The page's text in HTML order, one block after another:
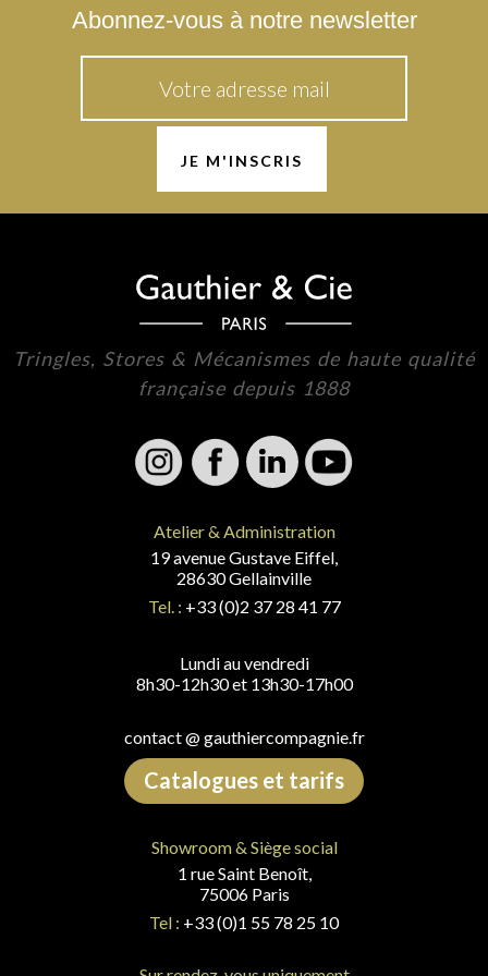
Abonnez-vous à notre newsletter
Tringles, Stores & Mécanismes de haute qualité
française depuis 1888
Atelier & Administration
19 avenue Gustave Eiffel,
28630 Gellainville
Tel. : +33 (0)2 37 28 41 77
Lundi au vendredi
8h30-12h30 et 13h30-17h00
contact @ gauthiercompagnie.fr
Catalogues et tarifs
Showroom & Siège social
1 rue Saint Benoît,
75006 Paris
Tel : +33 (0)1 55 78 25 10